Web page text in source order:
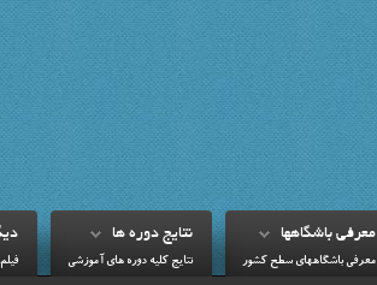
معرفي باشگاهها
معرفي باشگاههاي سطح کشور
نتايج دوره ها
نتايج کليه دوره هاي آموزشي